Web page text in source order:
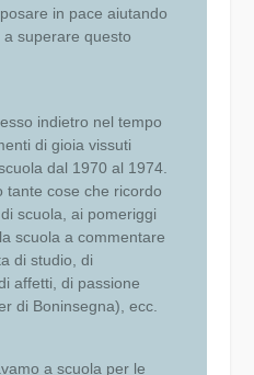
in pace aiutando
superare questo
indietro nel tempo
di gioia vissuti
dal 1970 al 1974.
tante cose che ricordo
scuola, ai pomeriggi
scuola a commentare
di studio, di
affetti, di passione
di Boninsegna), ecc.
a scuola per le